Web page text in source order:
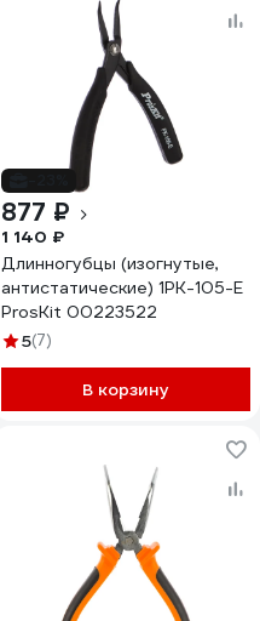
877 ₽
1 140 ₽
Длинногубцы (изогнутые,
антистатические) 1PK-105-E
ProsKit 00223522
5(7)
В корзину